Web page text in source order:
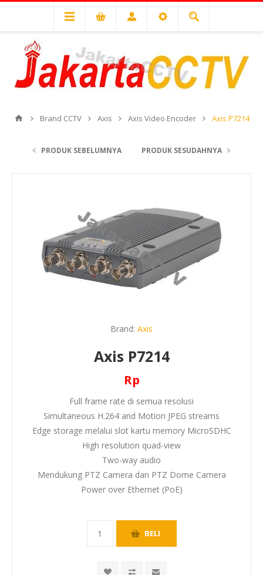
Brand CCTV Axis Axis Video Encoder Axis P7214
PRODUK SEBELUMNYA PRODUK SESUDAHNYA
Brand: Axis
Axis P7214
Rp
Full frame rate di semua resolusi
Simultaneous H.264 and Motion JPEG streams
Edge storage melalui slot kartu memory MicroSDHC
High resolution quad-view
Two-way audio
Mendukung PTZ Camera dan PTZ Dome Camera
Power over Ethernet (PoE)